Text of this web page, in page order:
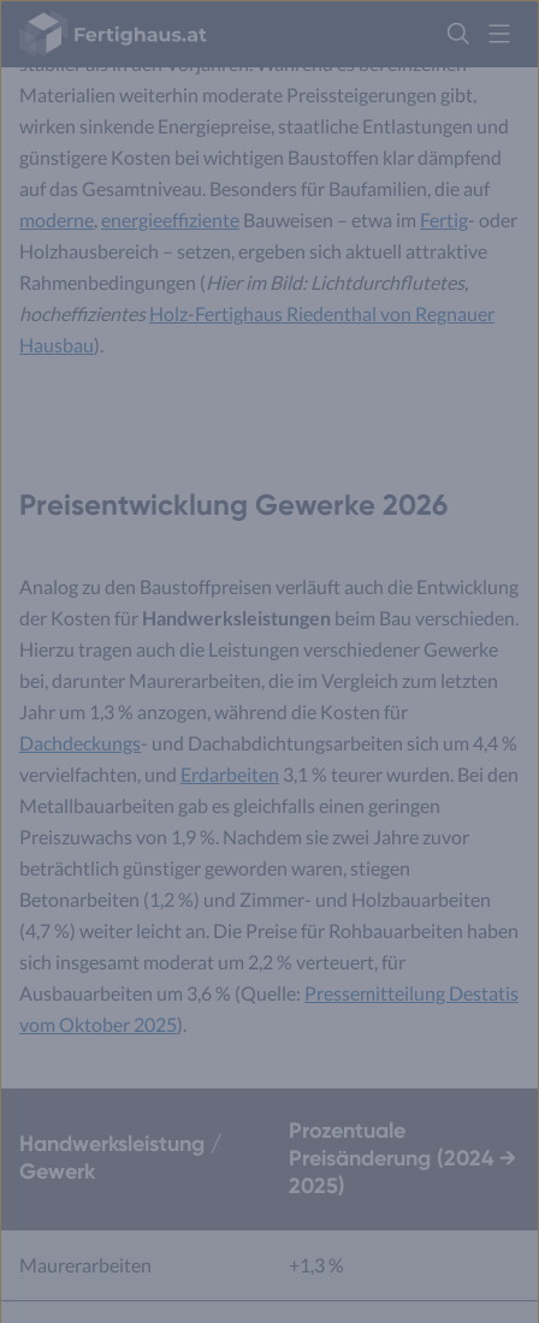
Fertighaus
Logo
Anmelden
Entwicklung der Baumaterial-Preise für 2026 deutlich
stabiler als in den Vorjahren. Während es bei einzelnen
Materialien weiterhin moderate Preissteigerungen gibt,
wirken sinkende Energiepreise, staatliche Entlastungen und
günstigere Kosten bei wichtigen Baustoffen klar dämpfend
auf das Gesamtniveau. Besonders für Baufamilien, die auf
moderne, energieeffiziente Bauweisen – etwa im Fertig- oder
Holzhausbereich – setzen, ergeben sich aktuell attraktive
Rahmenbedingungen (Hier im Bild: Lichtdurchflutetes,
hocheffizientes Holz-Fertighaus Riedenthal von Regnauer
Hausbau).
Preisentwicklung Gewerke 2026
Analog zu den Baustoffpreisen verläuft auch die Entwicklung
der Kosten für Handwerksleistungen beim Bau verschieden.
Hierzu tragen auch die Leistungen verschiedener Gewerke
bei, darunter Maurerarbeiten, die im Vergleich zum letzten
Jahr um 1,3 % anzogen, während die Kosten für
Dachdeckungs- und Dachabdichtungsarbeiten sich um 4,4 %
vervielfachten, und Erdarbeiten 3,1 % teurer wurden. Bei den
Metallbauarbeiten gab es gleichfalls einen geringen
Preiszuwachs von 1,9 %. Nachdem sie zwei Jahre zuvor
beträchtlich günstiger geworden waren, stiegen
Betonarbeiten (1,2 %) und Zimmer- und Holzbauarbeiten
(4,7 %) weiter leicht an. Die Preise für Rohbauarbeiten haben
sich insgesamt moderat um 2,2 % verteuert, für
Ausbauarbeiten um 3,6 % (Quelle: Pressemitteilung Destatis
vom Oktober 2025).
Handwerksleistung /
Gewerk
Prozentuale
Preisänderung (2024 →
2025)
Maurerarbeiten +1,3 %